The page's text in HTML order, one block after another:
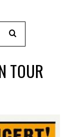
TOUR